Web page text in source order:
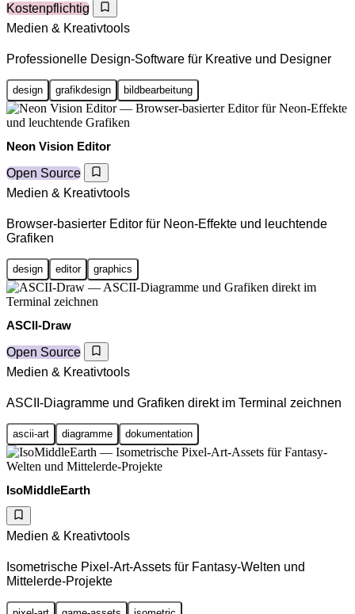
Kostenpflichtig
Medien & Kreativtools
Professionelle Design-Software für Kreative und Designer
design grafikdesign bildbearbeitung
Neon Vision Editor
Open Source
Medien & Kreativtools
Browser-basierter Editor für Neon-Effekte und leuchtende
Grafiken
design editor graphics
ASCII-Draw
Open Source
Medien & Kreativtools
ASCII-Diagramme und Grafiken direkt im Terminal zeichnen
ascii-art diagramme dokumentation
IsoMiddleEarth
Medien & Kreativtools
Isometrische Pixel-Art-Assets für Fantasy-Welten und
Mittelerde-Projekte